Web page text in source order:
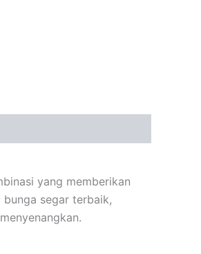
yang memberikan
segar terbaik,